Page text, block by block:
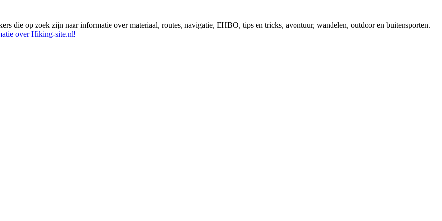
die op zoek zijn naar informatie over materiaal, routes, navigatie, EHBO, tips en tricks, avontuur, wandelen, outdoor en buitensporten.
over Hiking-site.nl!